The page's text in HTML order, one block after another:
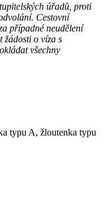
úřadů, proti
Cestovní
případné neudělení
žádosti o víza s
všechny
typu A, žloutenka typu